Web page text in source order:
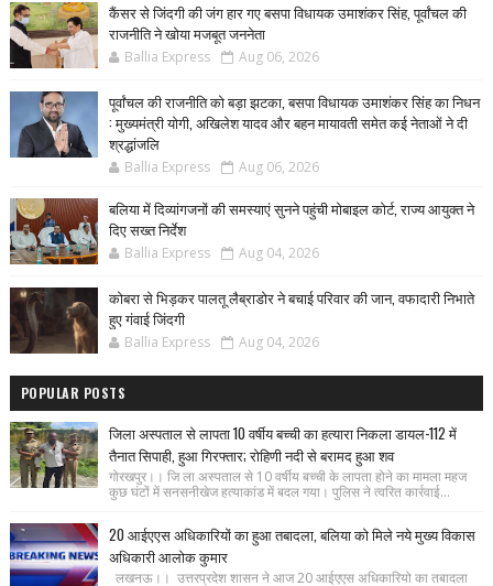
कैंसर से जिंदगी की जंग हार गए बसपा विधायक उमाशंकर सिंह, पूर्वांचल की
राजनीति ने खोया मजबूत जननेता
Ballia Express Aug 06, 2026
पूर्वांचल की राजनीति को बड़ा झटका, बसपा विधायक उमाशंकर सिंह का निधन
: मुख्यमंत्री योगी, अखिलेश यादव और बहन मायावती समेत कई नेताओं ने दी
श्रद्धांजलि
Ballia Express Aug 06, 2026
बलिया में दिव्यांगजनों की समस्याएं सुनने पहुंची मोबाइल कोर्ट, राज्य आयुक्त ने
दिए सख्त निर्देश
Ballia Express Aug 04, 2026
कोबरा से भिड़कर पालतू लैब्राडोर ने बचाई परिवार की जान, वफादारी निभाते
हुए गंवाई जिंदगी
Ballia Express Aug 04, 2026
POPULAR POSTS
जिला अस्पताल से लापता 10 वर्षीय बच्ची का हत्यारा निकला डायल-112 में
तैनात सिपाही, हुआ गिरफ्तार; रोहिणी नदी से बरामद हुआ शव
गोरखपुर।। जि ला अस्पताल से 10 वर्षीय बच्ची के लापता होने का मामला महज
कुछ घंटों में सनसनीखेज हत्याकांड में बदल गया। पुलिस ने त्वरित कार्रवाई...
20 आईएएस अधिकारियों का हुआ तबादला, बलिया को मिले नये मुख्य विकास
अधिकारी आलोक कुमार
लखनऊ।। उत्तरप्रदेश शासन ने आज 20 आईएएस अधिकारियो का तबादला